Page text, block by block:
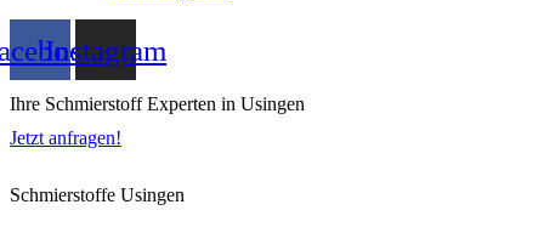
Instagram
Ihre Schmierstoff Experten in Usingen
Jetzt anfragen!
Schmierstoffe Usingen